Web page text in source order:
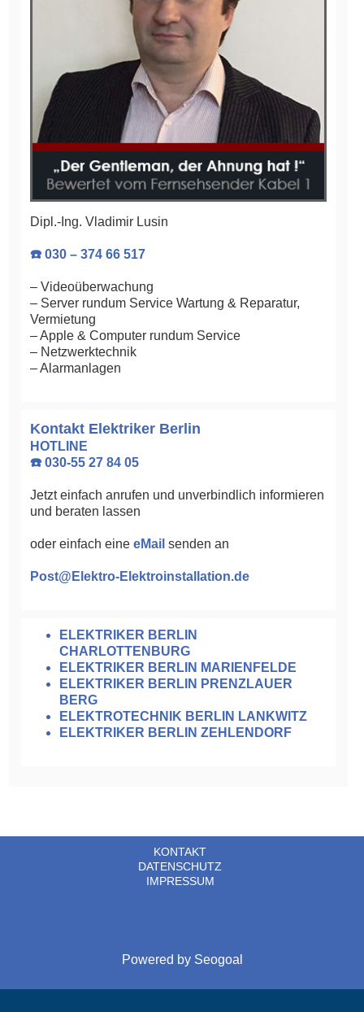
Dipl.-Ing. Vladimir Lusin
☎️ 030 – 374 66 517
– Videoüberwachung
– Server rundum Service Wartung & Reparatur,
Vermietung
– Apple & Computer rundum Service
– Netzwerktechnik
– Alarmanlagen
Kontakt Elektriker Berlin
HOTLINE
☎️ 030-55 27 84 05
Jetzt einfach anrufen und unverbindlich informieren
und beraten lassen
oder einfach eine eMail senden an
Post@Elektro-Elektroinstallation.de
ELEKTRIKER BERLIN
CHARLOTTENBURG
ELEKTRIKER BERLIN MARIENFELDE
ELEKTRIKER BERLIN PRENZLAUER
BERG
ELEKTROTECHNIK BERLIN LANKWITZ
ELEKTRIKER BERLIN ZEHLENDORF
KONTAKT
DATENSCHUTZ
IMPRESSUM
Powered by Seogoal